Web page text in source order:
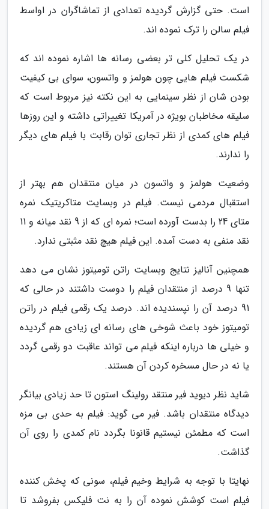
است. حتی گزارش گردیده تعدادی از تماشاگران در اواسط
فیلم سالن را ترک نموده اند.
در یک تحلیل کلی تر بعضی رسانه ها اشاره نموده اند که
شکست فیلم هایی چون هولمز و واتسون، سوای بی کیفیت
بودن شان از نظر سینمایی به این نکته نیز مربوط است که
سلیقه مخاطبان بویژه در آمریکا تغییراتی داشته و این روزها
فیلم های کمدی از نظر تجاری توان رقابت با فیلم های دیگر
را ندارند.
وضعیت هولمز و واتسون در میان منتقدان هم بهتر از
استقبال مردمی نیست. فیلم در وبسایت متاکریتیک نمره
متای 24 را بدست آورده است؛ نمره ای که از 9 نقد میانه و 11
نقد منفی به دست آمده. این فیلم هیچ نقد مثبتی ندارد.
همچنین آنالیز نتایج وبسایت راتن تومیتوز نشان می دهد
تنها 9 درصد از منتقدان فیلم را دوست داشتند در حالی که
91 درصد آن را نپسندیده اند. درصد یک رقمی فیلم در راتن
تومیتوز خود باعث شوخی های رسانه ای زیادی هم گردیده
و خیلی ها درباره اینکه فیلم می تواند عاقبت دو رقمی گردد
یا نه در حال مسخره کردن آن هستند.
شاید نظر دیوید فیر منتقد رولینگ استون تا حد زیادی بیانگر
دیدگاه منتقدان باشد. فیر می گوید: فیلم به حدی بی مزه
است که مطمئن نیستیم قانونا بگردد نام کمدی را روی آن
گذاشت.
نهایتا با توجه به شرایط وخیم فیلم، سونی که پخش کننده
فیلم است کوشش نموده آن را به نت فلیکس بفروشد تا